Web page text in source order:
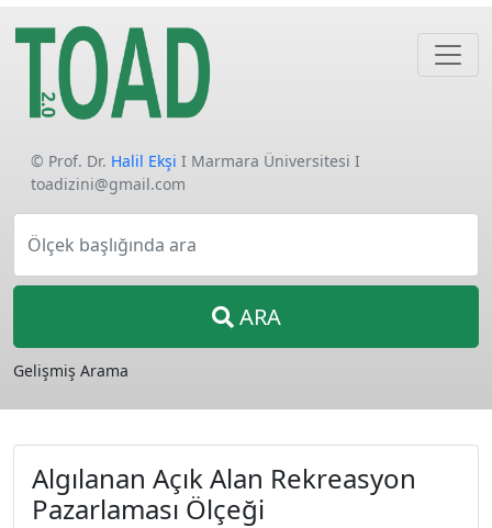
© Prof. Dr. Halil Ekşi I Marmara Üniversitesi I
toadizini@gmail.com
Ölçek başlığında ara
ARA
Gelişmiş Arama
Algılanan Açık Alan Rekreasyon
Pazarlaması Ölçeği